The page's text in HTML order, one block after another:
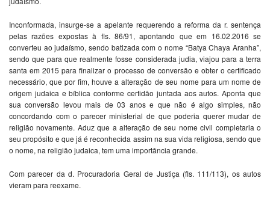
Inconformada, insurge-se a apelante requerendo a reforma da r. sentença
pelas razões expostas à fls. 86/91, apontando que em 16.02.2016 se
converteu ao judaísmo, sendo batizada com o nome “Batya Chaya Aranha”,
sendo que para que realmente fosse considerada judia, viajou para a terra
santa em 2015 para finalizar o processo de conversão e obter o certificado
necessário, que por fim, houve a alteração de seu nome para um nome de
origem judaica e bíblica conforme certidão juntada aos autos. Aponta que
sua conversão levou mais de 03 anos e que não é algo simples, não
concordando com o parecer ministerial de que poderia querer mudar de
religião novamente. Aduz que a alteração de seu nome civil completaria o
seu propósito e que já é reconhecida assim na sua vida religiosa, sendo que
o nome, na religião judaica, tem uma importância grande.
Com parecer da d. Procuradoria Geral de Justiça (fls. 111/113), os autos
vieram para reexame.